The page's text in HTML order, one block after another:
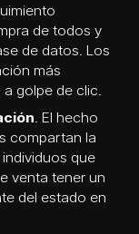
de todos y
de datos. Los
más
golpe de clic.
. El hecho
compartan la
que
venta tener un
del estado en